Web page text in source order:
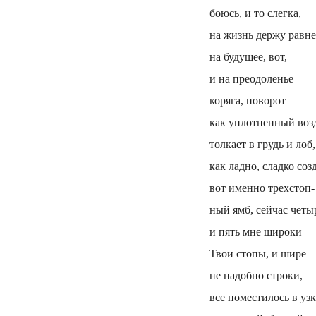
боюсь, и то слегка,
на жизнь держу
на будущее, вот,
и на преодоленье —
коряга, поворот —
как уплотненный
толкает в грудь и лоб,
как ладно, сладко
вот именно трехстоп-
ный ямб, сейчас
и пять мне широки
Твои стопы, и шире
не надобно строки,
все поместилось в